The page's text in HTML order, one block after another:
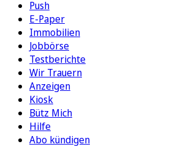
Push
E-Paper
Immobilien
Jobbörse
Testberichte
Wir Trauern
Anzeigen
Kiosk
Bütz Mich
Hilfe
Abo kündigen